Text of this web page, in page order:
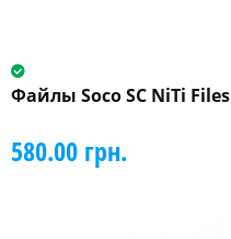
Файлы Soco SC NiTi Files
580.00 грн.